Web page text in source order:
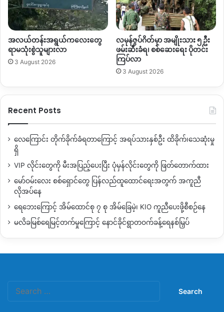
ခွင့်ပြုချက်တွေ ပါဝင်တယ်လို့ သိရပါတယ်။
By – အမိုး
အလယ်တန်းအရွယ်ကလေးတွေ
ရာမသုံးစွဲသူများလာ
3 August 2026
လမုန်ဇွပ်ဂိတ်မှာ အမျိုးသား ၅ ဦး
ဖမ်းဆီးခံရ၊ စစ်ဆေးရေး ပိုတင်း
ကြပ်လာ
3 August 2026
Recent Posts
လေကြောင်း တိုက်ခိုက်ခံရတာကြောင့် အရပ်သားနှစ်ဦး ထိခိုက်၊သေဆုံးမှု
ရှိ
VIP လိုင်းတွေကို မီးအပြည့်ပေးပြီး ပုံမှန်လိုင်းတွေကို ဖြတ်တောက်ထား
မော်ဝမ်းလေး စစ်ရှောင်တွေ ပြန်လည်ထူထောင်ရေးအတွက် အကူညီ
လိုအပ်နေ
ရေဘေးကြောင့် အိမ်ထောင်စု ၇ စု အိမ်ခြေမဲ့၊ KIO ကူညီပေးဖို့စီစဉ်နေ
မလိခမြစ်ရေမြင့်တက်မှုကြောင့် နောင်ခိုင်ရွာတဝက်ခန့်ရေနစ်မြှပ်